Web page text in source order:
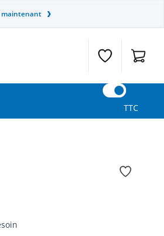
maintenant
Liste de Panier
TTC